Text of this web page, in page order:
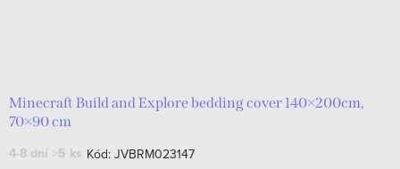
Minecraft Build and Explore bedding cover 140×200cm,
70×90 cm
4-8 dní >5 ks Kód: JVBRM023147